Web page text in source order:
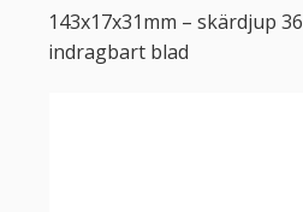
143x17x31mm – skärdjup
indragbart blad